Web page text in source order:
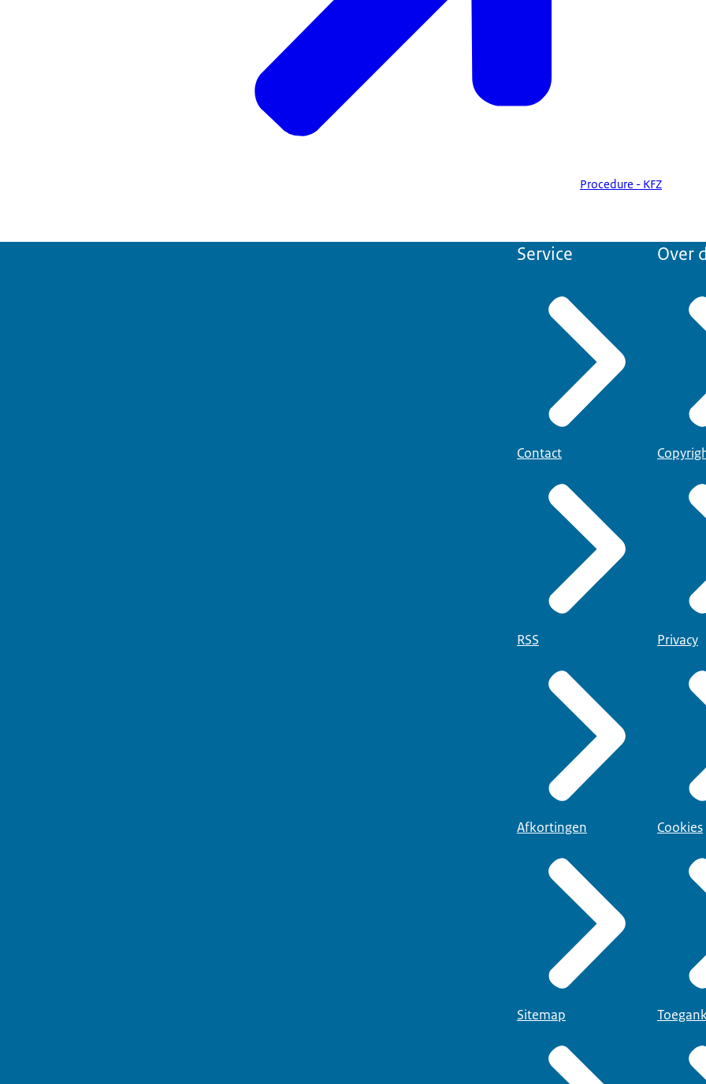
Procedure - KFZ
Service
Contact
RSS
Afkortingen
Sitemap
Over
Privacy
Cookies